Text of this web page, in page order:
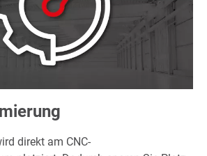
direkt am CNC-